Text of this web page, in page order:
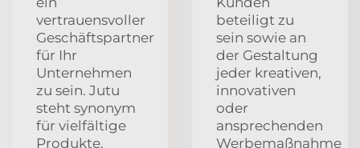
vertrauensvoller
Geschäftspartner
für Ihr
Unternehmen
zu sein. Jutu
steht synonym
für vielfältige
Produkte,
beteiligt zu
sein sowie an
der Gestaltung
jeder kreativen,
innovativen
oder
ansprechenden
Werbemaßnahme